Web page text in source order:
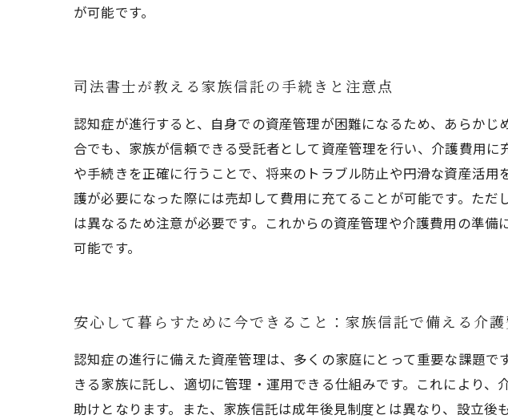
が可能です。
司法書士が教える家族信託の手続きと注意点
認知症が進行すると、自身での資産管理が困難になるため、あらか
合でも、家族が信頼できる受託者として資産管理を行い、介護費用
や手続きを正確に行うことで、将来のトラブル防止や円滑な資産活
護が必要になった際には売却して費用に充てることが可能です。た
は異なるため注意が必要です。これからの資産管理や介護費用の準
可能です。
安心して暮らすために今できること：家族信託で備える介護
認知症の進行に備えた資産管理は、多くの家庭にとって重要な課題
きる家族に託し、適切に管理・運用できる仕組みです。これにより
助けとなります。また、家族信託は成年後見制度とは異なり、設立